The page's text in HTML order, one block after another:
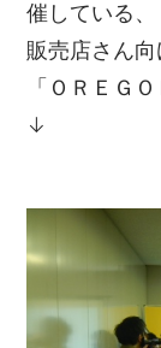
催している、
販売店さん
「ＯＲＥＧ
↓